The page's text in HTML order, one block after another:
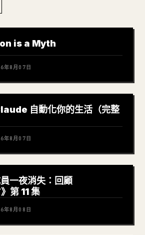
is a Myth
年8月07日
自動化你的生活（完整
年8月07日
一夜消失：回顧
第 11 集
年8月08日